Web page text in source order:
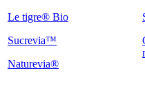
Le tigre® Bio
Sucrevia™
Naturevia®